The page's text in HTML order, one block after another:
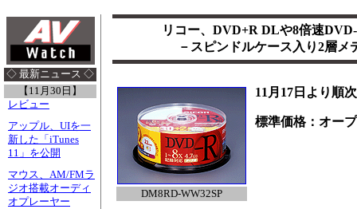
◇ 最新ニュース ◇
【11月30日】
レビュー
アップル、UIを一
新した「iTunes
11」を公開
マウス、AM/FMラ
ジオ搭載オーディ
オプレーヤー
リコー、DVD+R DLや8倍速
－スピンドルケース入り2層メ
DM8RD-WW32SP
11月17日より順
標準価格：オー